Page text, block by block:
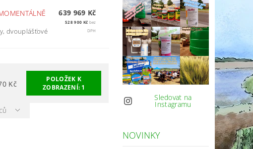
dvouplášťové
639 969 Kč
528 900 Kč bez
DPH
Kč
POLOŽEK K
ZOBRAZENÍ: 1
Sledovat na
Instagramu
NOVINKY